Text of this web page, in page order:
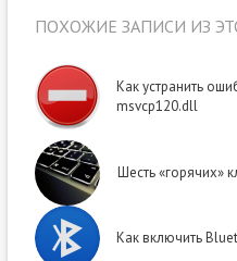
ПОХОЖИЕ ЗАПИСИ ИЗ
Как устранить
msvcp120.dll
Шесть «горячих»
Как включить